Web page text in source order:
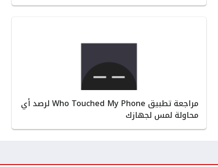
مراجعة تطبيق Who Touched My Phone لرصد أي
محاولة لمس لجهازك